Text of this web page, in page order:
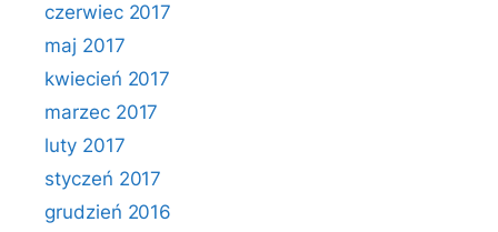
czerwiec 2017
maj 2017
kwiecień 2017
marzec 2017
luty 2017
styczeń 2017
grudzień 2016